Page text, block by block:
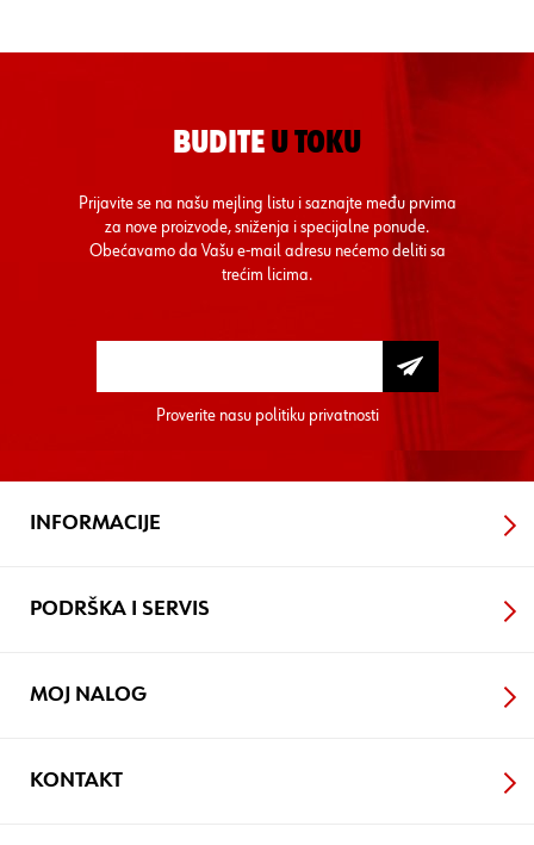
BUDITE U TOKU
Prijavite se na našu mejling listu i saznajte među prvima
za nove proizvode, sniženja i specijalne ponude.
Obećavamo da Vašu e-mail adresu nećemo deliti sa
trećim licima.
Proverite nasu politiku privatnosti
INFORMACIJE
PODRŠKA I SERVIS
MOJ NALOG
KONTAKT